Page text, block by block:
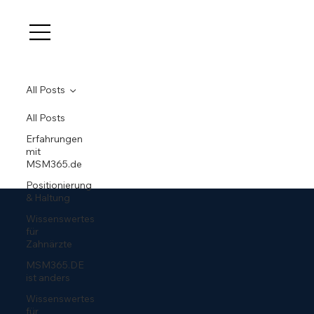
All Posts
Erfahrungen
mit
MSM365.de
Positionierung
& Haltung
Wissenswertes
für
Zahnärzte
MSM365.DE
ist anders
Wissenswertes
für
All Posts